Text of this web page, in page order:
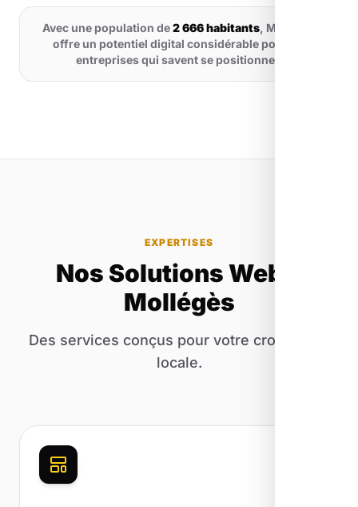
Avec une population de2 666 habitants, Mollégès
offre un potentiel digital considérable pour les
entreprises qui savent se positionner.
EXPERTISES
Nos Solutions Web à
Mollégès
Des services conçus pour votre croissance
locale.